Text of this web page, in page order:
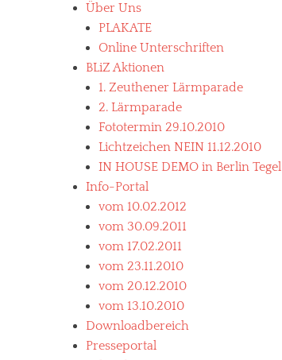
Über Uns
PLAKATE
Online Unterschriften
BLiZ Aktionen
1. Zeuthener Lärmparade
2. Lärmparade
Fototermin 29.10.2010
Lichtzeichen NEIN 11.12.2010
IN HOUSE DEMO in Berlin Tegel
Info-Portal
vom 10.02.2012
vom 30.09.2011
vom 17.02.2011
vom 23.11.2010
vom 20.12.2010
vom 13.10.2010
Downloadbereich
Presseportal